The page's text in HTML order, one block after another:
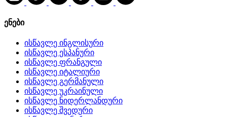
ენები
ისწავლე ინგლისური
ისწავლე ესპანური
ისწავლე ფრანგული
ისწავლე იტალიური
ისწავლე გერმანული
ისწავლე უკრაინული
ისწავლე ნიდერლანდური
ისწავლე შვედური